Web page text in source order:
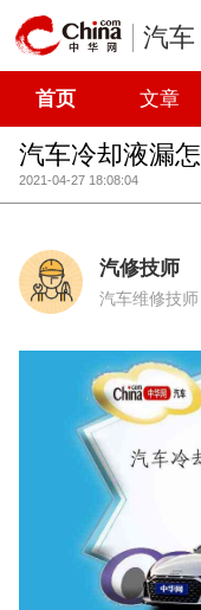
汽车
首页 文章
汽车冷却液漏
2021-04-27 18:08:04
汽修技师
汽车维修技师